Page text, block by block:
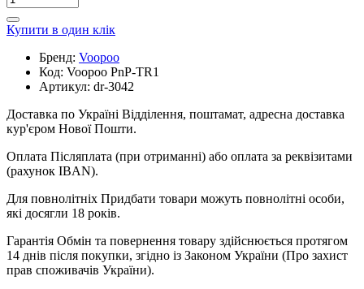
Купити в один клік
Бренд: Voopoo
Код: Voopoo PnP-TR1
Артикул: dr-3042
Доставка по Україні Відділення, поштамат, адресна доставка
кур'єром Нової Пошти.
Оплата Післяплата (при отриманні) або оплата за реквізитами
(рахунок IBAN).
Для повнолітніх Придбати товари можуть повнолітні особи,
які досягли 18 років.
Гарантія Обмін та повернення товару здійснюється протягом
14 днів після покупки, згідно із Законом України (Про захист
прав споживачів України).